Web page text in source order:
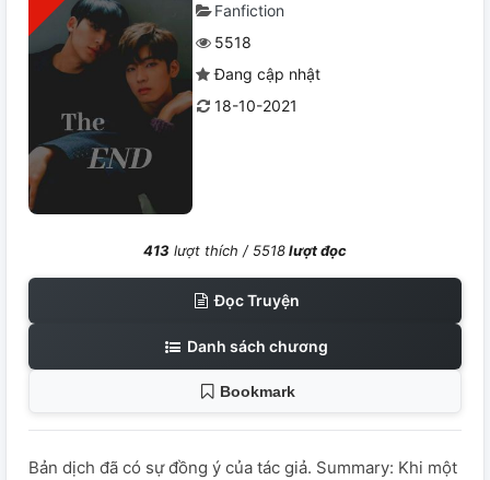
Fanfiction
5518
Đang cập nhật
18-10-2021
413 lượt thích /5518lượt đọc
Đọc Truyện
Danh sách chương
Bookmark
Bản dịch đã có sự đồng ý của tác giả. Summary: Khi một